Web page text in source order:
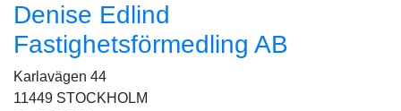
Denise Edlind
Fastighetsförmedling AB
Karlavägen 44
11449 STOCKHOLM